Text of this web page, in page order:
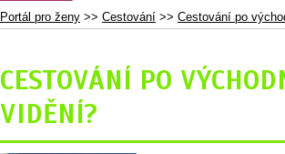
Portál pro ženy >> Cestování >> Cestování po
CESTOVÁNÍ PO
VIDĚNÍ?